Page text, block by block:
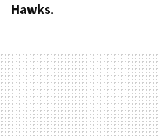
Hawks.